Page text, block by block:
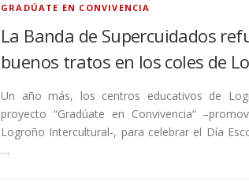
GRADÚATE EN CONVIVENCIA
La Banda de Supercuidados
buenos tratos en los coles de
Un año más, los centros educativos de
proyecto “Gradúate en Convivencia“
Logroño Intercultural-, para celebrar el Día
…